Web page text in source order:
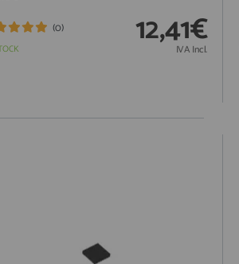
(0) 12,41€
IVA Incl.